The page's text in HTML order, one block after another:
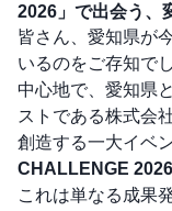
2026」で出会う、
皆さん、愛知県が
いるのをご存知で
中心地で、愛知県
ストである株式会
創造する一大イベ
CHALLENGE 2026
これは単なる成果